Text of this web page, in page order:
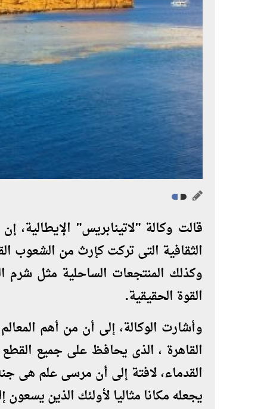
قالت وكالة "لاتينابريس" الإيطالية،
وكذلك المنتجعات الساحلية مثل
القوة الحقيقية.
وأشارت الوكالة، إلى أن من أهم
القاهرة ، الذى يحافظ على جميع القطع
القدماء، لافتة إلى أن مرسى علم هى
يجعله مكانا مثاليا لأولئك الذين